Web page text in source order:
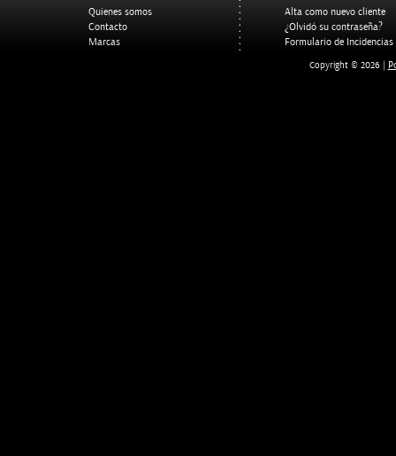
Quienes somos
Contacto
Marcas
Alta como nuevo cliente
¿Olvidó su contraseña?
Formulario de Incidencias
Copyright © 2026 |